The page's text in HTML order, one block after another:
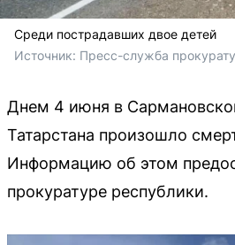
Среди пострадавших двое детей
Источник: Пресс-служба
Днем 4 июня в
Татарстана произошло
Информацию об этом
прокуратуре республики.